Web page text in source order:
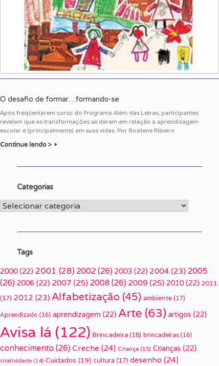
O desafio de formar…formando-se
Após freqüentarem curso do Programa Além das Letras, participantes
revelam que as transformações se deram em relação à aprendizagem
escolar e (principalmente) em suas vidas. Por Rosilene Ribeiro
Continue lendo >
Categorias
Categorias
Tags
2000 (22) 2001 (28) 2002(26) 2003 (22) 2004 (23) 2005
(26) 2006 (22) 2007 (25) 2008(26) 2009(25) 2010 (22) 2011
(17) 2012 (23) Alfabetização (45) ambiente (17)
Aprendizado (16) aprendizagem (22) Arte (63) artigos (22)
Avisa lá (122) Brincadeira (18) brincadeiras (16)
conhecimento(26) Creche (24) Criança (15) Crianças (22)
criatividade (14) Cuidados (19) cultura (17) desenho (24)